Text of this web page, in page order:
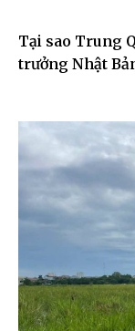
Tại sao Trung
trưởng Nhật